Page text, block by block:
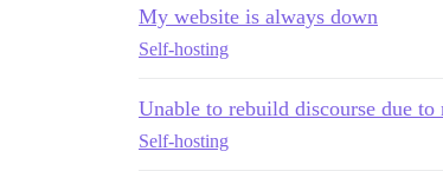
My website is always down
Self-hosting
Unable to rebuild discourse due to
Self-hosting